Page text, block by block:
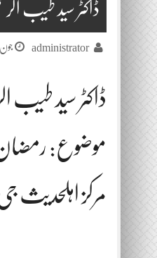
ڈاکٹر سید طیب
administrator جون 8, 2018
ڈاکٹر سید طیب
موضوع: رمضان
مرکز اہلحدیث